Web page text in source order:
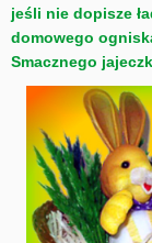
jeśli nie dopisze
domowego
Smacznego